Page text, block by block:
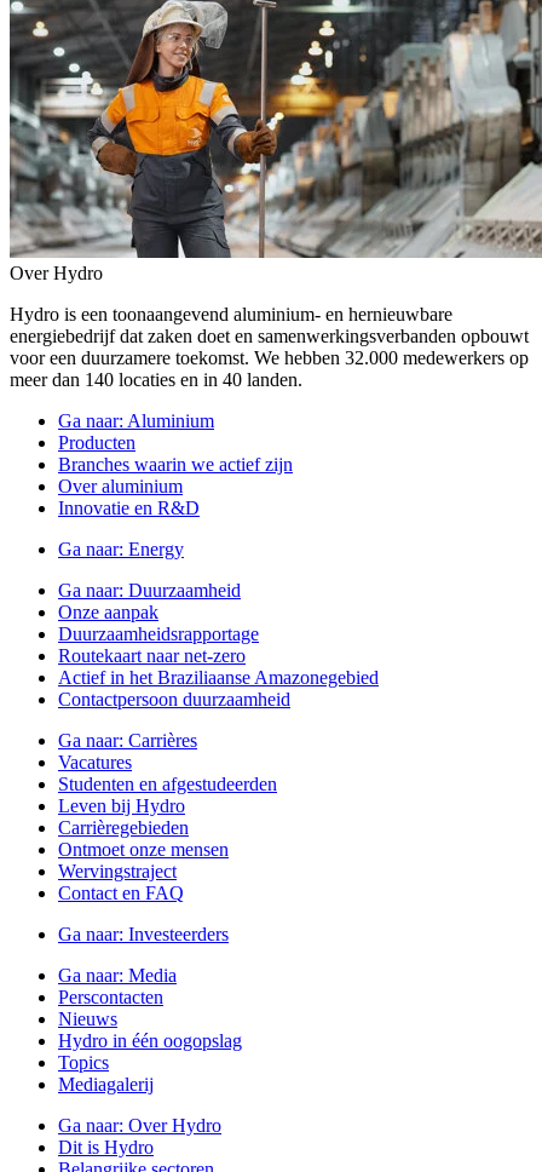
Over Hydro
Hydro is een toonaangevend aluminium- en hernieuwbare
energiebedrijf dat zaken doet en samenwerkingsverbanden opbouwt
voor een duurzamere toekomst. We hebben 32.000 medewerkers op
meer dan 140 locaties en in 40 landen.
Ga naar: Aluminium
Producten
Branches waarin we actief zijn
Over aluminium
Innovatie en R&D
Ga naar: Energy
Ga naar: Duurzaamheid
Onze aanpak
Duurzaamheidsrapportage
Routekaart naar net-zero
Actief in het Braziliaanse Amazonegebied
Contactpersoon duurzaamheid
Ga naar: Carrières
Vacatures
Studenten en afgestudeerden
Leven bij Hydro
Carrièregebieden
Ontmoet onze mensen
Wervingstraject
Contact en FAQ
Ga naar: Investeerders
Ga naar: Media
Perscontacten
Nieuws
Hydro in één oogopslag
Topics
Mediagalerij
Ga naar: Over Hydro
Dit is Hydro